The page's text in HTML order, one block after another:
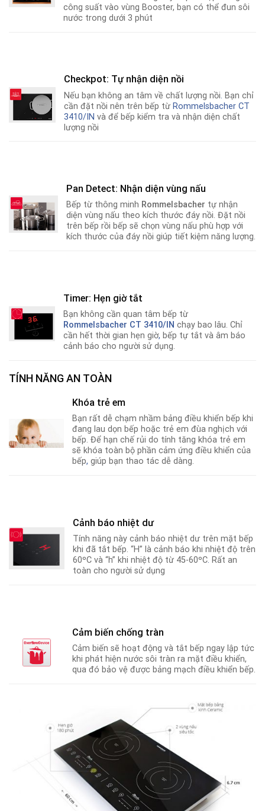
công suất vào vùng Booster, bạn có thể đun sôi
nước trong dưới 3 phút
Checkpot: Tự nhận diện nồi
Nếu bạn không an tâm về chất lượng nồi. Bạn chỉ
cần đặt nồi nên trên bếp từ Rommelsbacher CT
3410/IN và để bếp kiểm tra và nhận diện chất
lượng nồi
Pan Detect: Nhận diện vùng nấu
Bếp từ thông minh Rommelsbacher tự nhận
diện vùng nấu theo kích thước đáy nồi. Đặt nồi
trên bếp rồi bếp sẽ chọn vùng nấu phù hợp với
kích thước của đáy nồi giúp tiết kiệm năng lượng.
Timer: Hẹn giờ tắt
Bạn không cần quan tâm bếp từ
Rommelsbacher CT 3410/IN chạy bao lâu. Chỉ
cần hết thời gian hẹn giờ, bếp tự tắt và âm báo
cảnh báo cho người sử dụng.
TÍNH NĂNG AN TOÀN
Khóa trẻ em
Bạn rất dễ chạm nhầm bảng điều khiển bếp khi
đang lau dọn bếp hoặc trẻ em đùa nghịch với
bếp. Để hạn chế rủi do tính tăng khóa trẻ em
sẽ khóa toàn bộ phần cảm ứng điều khiển của
bếp, giúp bạn thao tác dễ dàng.
Cảnh báo nhiệt dư
Tính năng này cảnh báo nhiệt dư trên mặt bếp
khi đã tắt bếp. “H” là cảnh báo khi nhiệt độ trên
60ºC và “h” khi nhiệt độ từ 45-60ºC. Rất an
toàn cho người sử dụng
Cảm biến chống tràn
Cảm biến sẽ hoạt động và tắt bếp ngay lập tức
khi phát hiện nước sôi tràn ra mặt điều khiển,
qua đó bảo vệ được bảng mạch điều khiển bếp.